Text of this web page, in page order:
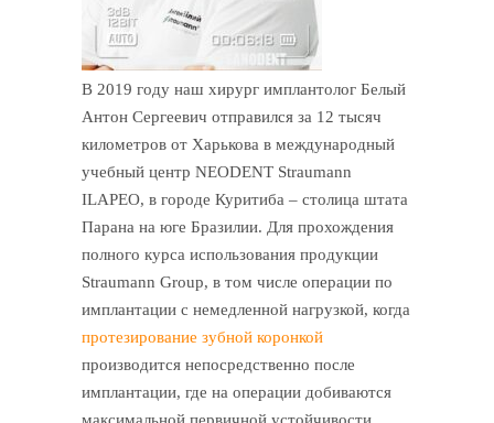
В 2019 году наш хирург имплантолог Белый
Антон Сергеевич отправился за 12 тысяч
километров от Харькова в международный
учебный центр NEODENT Straumann
ILAPEO, в городе Куритиба – столица штата
Парана на юге Бразилии. Для прохождения
полного курса использования продукции
Straumann Group, в том числе операции по
имплантации с немедленной нагрузкой, когда
протезирование зубной коронкой
производится непосредственно после
имплантации, где на операции добиваются
максимальной первичной устойчивости